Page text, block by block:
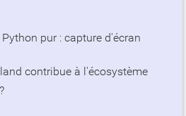
pur : capture d'écran
contribue à l'écosystème